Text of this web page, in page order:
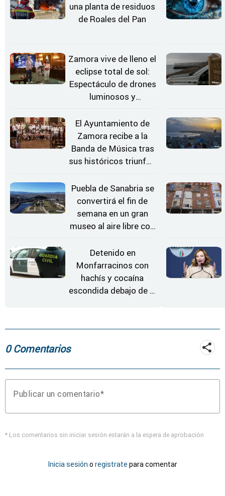
una planta de residuos
de Roales del Pan
Zamora vive de lleno el
eclipse total de sol:
Espectáculo de drones
luminosos y
Estrellas
El Ayuntamiento de
Zamora recibe a la
Banda de Música tras
sus históricos triunfos
Puebla de Sanabria se
convertirá el fin de
semana en un gran
museo al aire libre con
Detenido en
Monfarracinos con
hachís y cocaína
escondida debajo de la
0 Comentarios
Publicar un comentario
* Los comentarios sin iniciar sesión estarán a la espera de aprobación
Inicia sesión o registrate para comentar